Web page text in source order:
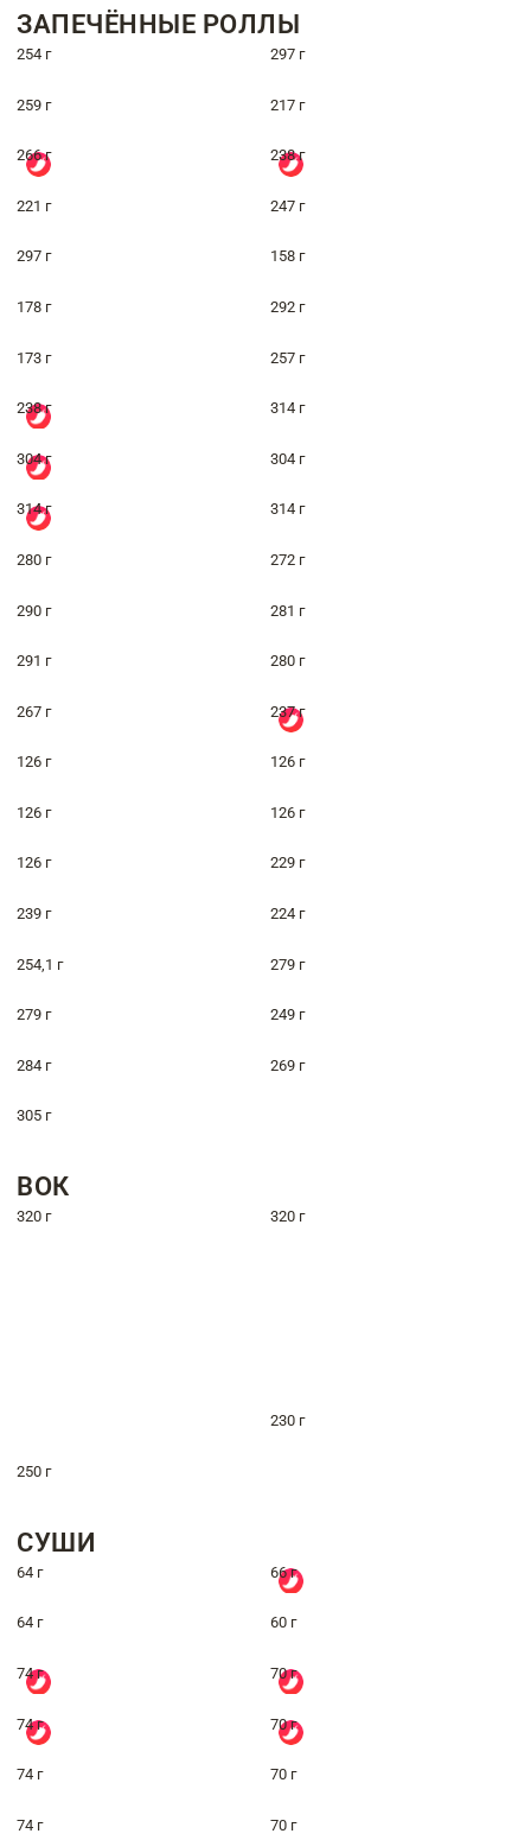
ЗАПЕЧЁННЫЕ РОЛЛЫ
254 г 297 г
259 г 217 г
266 г 238 г
221 г 247 г
297 г 158 г
178 г 292 г
173 г 257 г
238 г 314 г
304 г 304 г
314 г 314 г
280 г 272 г
290 г 281 г
291 г 280 г
267 г 237 г
126 г 126 г
126 г 126 г
126 г 229 г
239 г 224 г
254,1 г 279 г
279 г 249 г
284 г 269 г
305 г
ВОК
320 г 320 г
230 г
250 г
СУШИ
64 г 66 г
64 г 60 г
74 г 70 г
74 г 70 г
74 г 70 г
74 г 70 г